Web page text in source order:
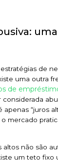
de
uma outra
de
“juros
mercado
altos não são
um teto fixo